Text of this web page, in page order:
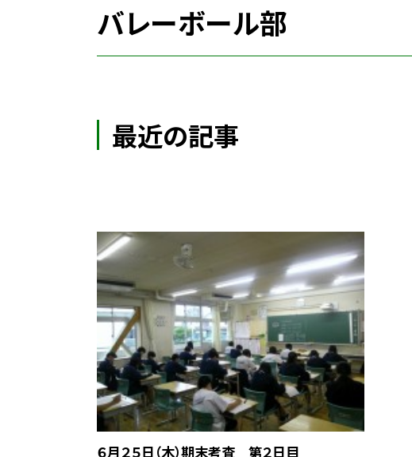
バレーボール部
最近の記事
６月２５日（木）期末考査 第２日目